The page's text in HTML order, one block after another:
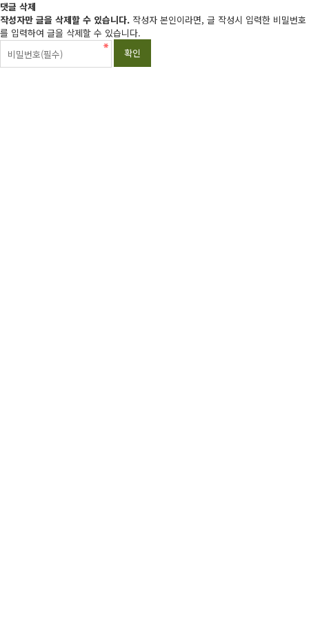
댓글 삭제
작성자만 글을 삭제할 수 있습니다. 작성자 본인이라면, 글 작성시 입력한 비밀번호
를 입력하여 글을 삭제할 수 있습니다.